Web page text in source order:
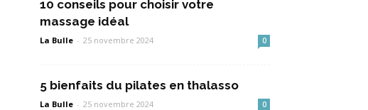
10 conseils pour choisir votre
massage idéal
La Bulle - 25 novembre 2024 0
5 bienfaits du pilates en thalasso
La Bulle - 25 novembre 2024 0